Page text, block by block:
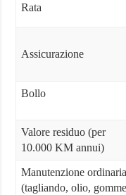
Rata
Assicurazione
Bollo
Valore residuo (per
10.000 KM annui)
Manutenzione ordinaria
(tagliando, olio,